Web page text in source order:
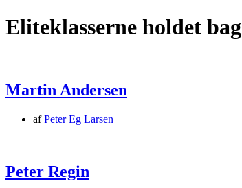
Eliteklasserne holdet bag
Martin Andersen
afPeter Eg Larsen
Peter Regin